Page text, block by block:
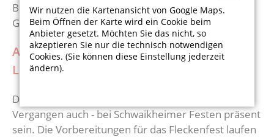
Bedeutung des TSV als sozialer Treffpunkt für alle
Generationen in Schwaikheim.
AUSBLICK UND BETEILIGUNG AN
LOKALEN FESTEN
Der TSV Schwaikheim wird in 2025 - wie in der
Vergangen auch - bei Schwaikheimer Festen präsent
sein. Die Vorbereitungen für das Fleckenfest laufen
Wir nutzen die Kartenansicht von Google Maps.
Beim Öffnen der Karte wird ein Cookie beim
Anbieter gesetzt. Möchten Sie das nicht, so
akzeptieren Sie nur die technisch notwendigen
Cookies. (Sie können diese Einstellung jederzeit
ändern).